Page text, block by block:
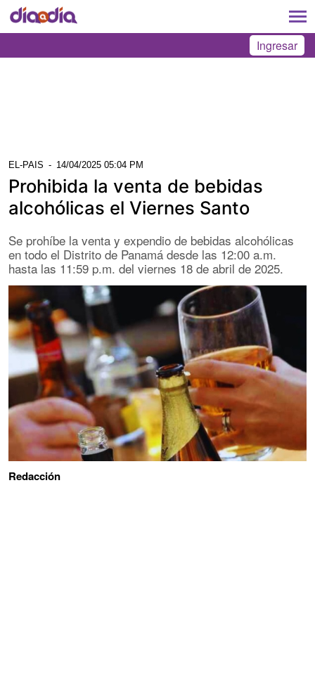
Ingresar
EL-PAIS - 14/04/2025 05:04 PM
Prohibida la venta de bebidas
alcohólicas el Viernes Santo
Se prohíbe la venta y expendio de bebidas alcohólicas
en todo el Distrito de Panamá desde las 12:00 a.m.
hasta las 11:59 p.m. del viernes 18 de abril de 2025.
Redacción